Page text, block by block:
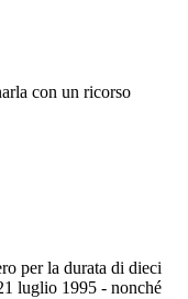
con un ricorso
per la durata di dieci
luglio 1995 - nonché